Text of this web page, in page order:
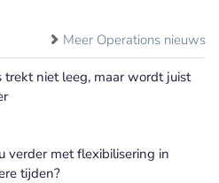
Meer Operations nieuws
trekt niet leeg, maar wordt juist
verder met flexibilisering in
tijden?